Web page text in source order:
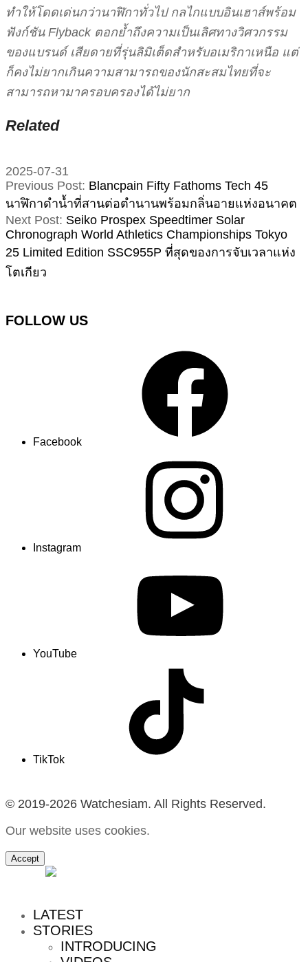
ทำให้โดดเด่นกว่านาฬิกาทั่วไป กลไกแบบอินเฮาส์พร้อม
ฟังก์ชัน Flyback ตอกย้ำถึงความเป็นเลิศทางวิศวกรรม
ของแบรนด์ เสียดายที่รุ่นลิมิเต็ดสำหรับอเมริกาเหนือ แต่
ก็คงไม่ยากเกินความสามารถของนักสะสมไทยที่จะ
สามารถหามาครอบครองได้ไม่ยาก
Related
2025-07-31
Previous Post: Blancpain Fifty Fathoms Tech 45
นาฬิกาดำน้ำที่สานต่อตำนานพร้อมกลิ่นอายแห่งอนาคต
Next Post: Seiko Prospex Speedtimer Solar
Chronograph World Athletics Championships Tokyo
25 Limited Edition SSC955P ที่สุดของการจับเวลาแห่ง
โตเกียว
FOLLOW US
Facebook
Instagram
YouTube
TikTok
© 2019-2026 Watchesiam. All Rights Reserved.
Our website uses cookies.
Accept
LATEST
STORIES
INTRODUCING